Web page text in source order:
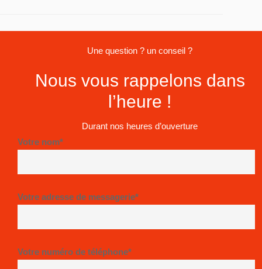
Une question ? un conseil ?
Nous vous rappelons dans
l’heure !
Durant nos heures d’ouverture
Votre nom*
Votre adresse de messagerie*
Votre numéro de téléphone*